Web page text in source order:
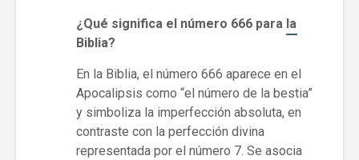
¿Qué significa el número 666 para la
Biblia?
En la Biblia, el número 666 aparece en el
Apocalipsis como “el número de la bestia”
y simboliza la imperfección absoluta, en
contraste con la perfección divina
representada por el número 7. Se asocia